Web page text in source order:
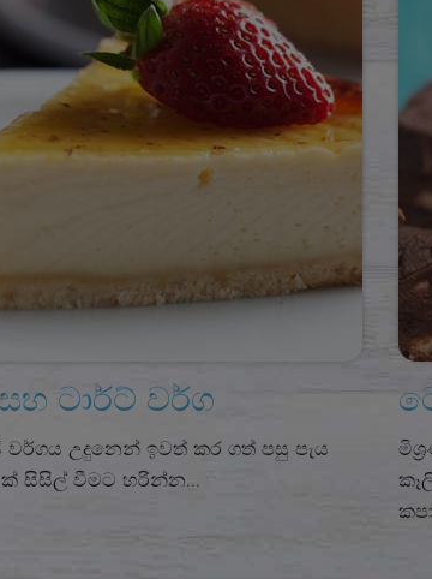
ටාර්ට් වර්ග
වර්ගය උදුනෙන් ඉවත් කර ගත් පසු පැය
සිසිල් වීමට හරින්න...